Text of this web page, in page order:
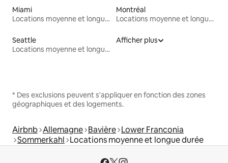
Miami
Locations moyenne et longue durée
Montréal
Locations moyenne et longue durée
Seattle
Locations moyenne et longue durée
Afficher plus
* Des exclusions peuvent s'appliquer en fonction des zones
géographiques et des logements.
Airbnb Allemagne Bavière Lower Franconia
Sommerkahl Locations moyenne et longue durée